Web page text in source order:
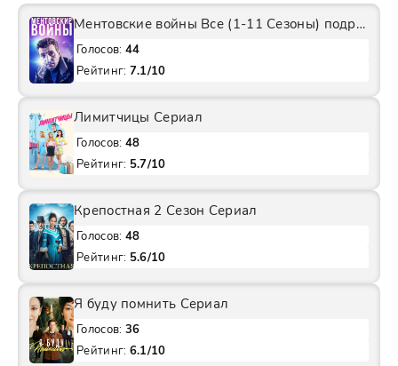
Ментовские войны Все (1-11 Сезоны) подряд Сериал
Голосов: 44
Рейтинг: 7.1/10
Лимитчицы Сериал
Голосов: 48
Рейтинг: 5.7/10
Крепостная 2 Сезон Сериал
Голосов: 48
Рейтинг: 5.6/10
Я буду помнить Сериал
Голосов: 36
Рейтинг: 6.1/10